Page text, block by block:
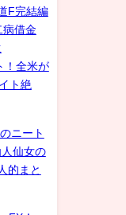
F完結編
病借金
！全米が
ト絶
ニート
仙女の
的まと